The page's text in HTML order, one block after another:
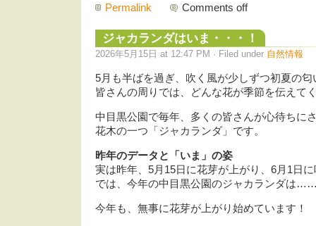
Permalink Comments off
ジャカランダはいま・・・！
2026年5月15日 at 12:47 PM · Filed under 自然情報
5月も半ばを過ぎ、吹く風が少しずつ初夏の
皆さんの周りでは、どんな花が季節を伝えて
中目黒公園で毎年、多くの皆さんが心待ちに
花木の一つ「ジャカランダ」です。
昨年のデータと「いま」の姿
実は昨年、5月15日に花芽が上がり、6月1日
では、今年の中目黒公園のジャカランダは
今年も、無事に花芽が上がり始めています！